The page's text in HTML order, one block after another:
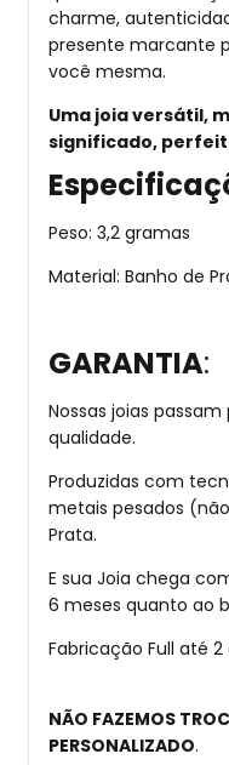
charme,
presente marcante
você mesma.
Uma joia versátil,
significado,
Peso: 3,2 gramas
Material: Banho de
GARANTIA:
Nossas joias
qualidade.
Produzidas com
metais pesados
Prata.
E sua Joia chega
6 meses quanto ao
Fabricação Full até 2
NÃO FAZEMOS
PERSONALIZADO.